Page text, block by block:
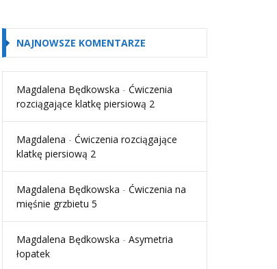
NAJNOWSZE KOMENTARZE
Magdalena Będkowska - Ćwiczenia
rozciągające klatkę piersiową 2
Magdalena - Ćwiczenia rozciągające
klatkę piersiową 2
Magdalena Będkowska - Ćwiczenia na
mięśnie grzbietu 5
Magdalena Będkowska - Asymetria
łopatek